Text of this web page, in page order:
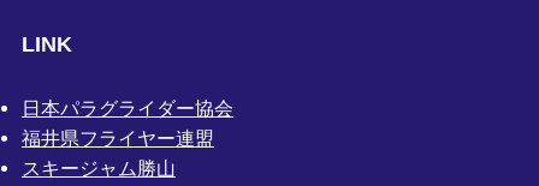
LINK
日本パラグライダー協会
福井県フライヤー連盟
スキージャム勝山